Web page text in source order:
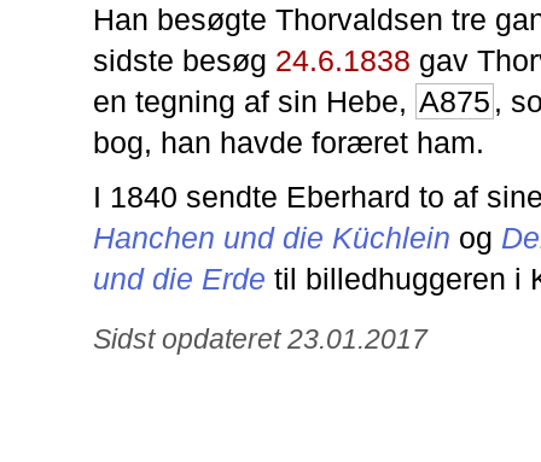
Han besøgte Thorvaldsen tre
sidste besøg 24.6.1838 gav
en tegning af sin Hebe, A875 ,
bog, han havde foræret ham.
I 1840 sendte Eberhard to af
Hanchen und die Küchlein og
und die Erde til billedhuggeren i
Sidst opdateret 23.01.2017